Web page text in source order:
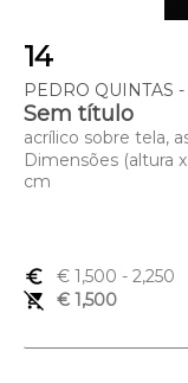
14
PEDRO QUINTAS -
Sem título
acrílico sobre tela,
Dimensões (altura
cm
euro_symbol € 1,500 - 2,250
remove_shopping_cart
€ 1,500